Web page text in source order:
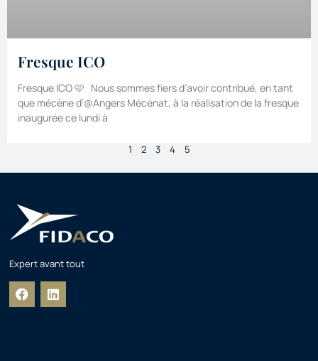
Fresque ICO
Fresque ICO 🩷 Nous sommes fiers d’avoir contribué, en tant
que mécène d’@Angers Mécénat, à la réalisation de la fresque
inaugurée ce lundi à
1 2 3 4 5
Expert avant tout